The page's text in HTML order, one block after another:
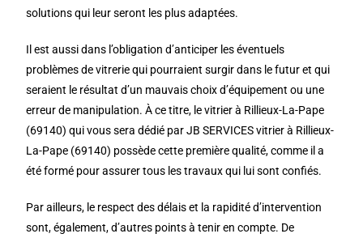
solutions qui leur seront les plus adaptées.
Il est aussi dans l’obligation d’anticiper les éventuels
problèmes de vitrerie qui pourraient surgir dans le futur et qui
seraient le résultat d’un mauvais choix d’équipement ou une
erreur de manipulation. À ce titre, le vitrier à Rillieux-La-Pape
(69140) qui vous sera dédié par JB SERVICES vitrier à Rillieux-
La-Pape (69140) possède cette première qualité, comme il a
été formé pour assurer tous les travaux qui lui sont confiés.
Par ailleurs, le respect des délais et la rapidité d’intervention
sont, également, d’autres points à tenir en compte. De